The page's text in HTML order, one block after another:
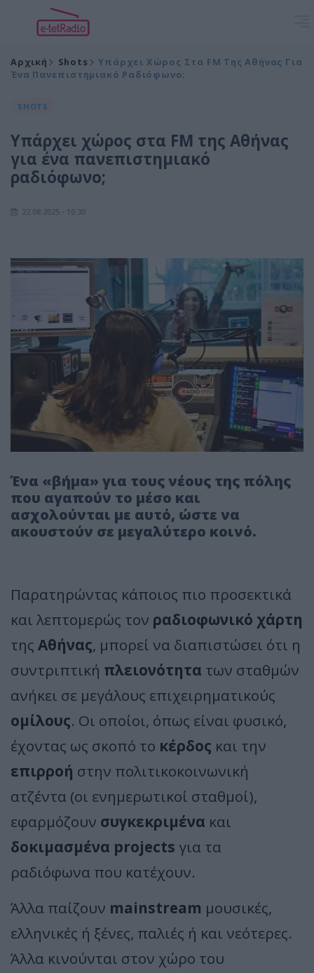
Αρχική Shots
Υπάρχει Χώρος Στα FM Της Αθήνας Για
Ένα Πανεπιστημιακό Ραδιόφωνο;
SHOTS
Υπάρχει χώρος στα FM της Αθήνας
για ένα πανεπιστημιακό
ραδιόφωνο;
22.08.2025 - 10:30
Ένα «βήμα» για τους νέους της πόλης
που αγαπούν το μέσο και
ασχολούνται με αυτό, ώστε να
ακουστούν σε μεγαλύτερο κοινό.
Παρατηρώντας κάποιος πιο προσεκτικά
και λεπτομερώς τον ραδιοφωνικό χάρτη
της Αθήνας, μπορεί να διαπιστώσει ότι η
συντριπτική πλειονότητα των σταθμών
ανήκει σε μεγάλους επιχειρηματικούς
ομίλους. Οι οποίοι, όπως είναι φυσικό,
έχοντας ως σκοπό το κέρδος και την
επιρροή στην πολιτικοκοινωνική
ατζέντα (οι ενημερωτικοί σταθμοί),
εφαρμόζουν συγκεκριμένα και
δοκιμασμένα projects για τα
ραδιόφωνα που κατέχουν.
Άλλα παίζουν mainstream μουσικές,
ελληνικές ή ξένες, παλιές ή και νεότερες.
Άλλα κινούνται στον χώρο του